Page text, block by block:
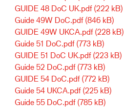
GUIDE 48 DoC UK.pdf (222 kB)
Guide 49W DoC.pdf (846 kB)
GUIDE 49W UKCA.pdf (228 kB)
Guide 51 DoC.pdf (773 kB)
GUIDE 51 DoC UK.pdf (223 kB)
Guide 52 DoC.pdf (773 kB)
GUIDE 54 DoC.pdf (772 kB)
Guide 54 UKCA.pdf (225 kB)
Guide 55 DoC.pdf (785 kB)